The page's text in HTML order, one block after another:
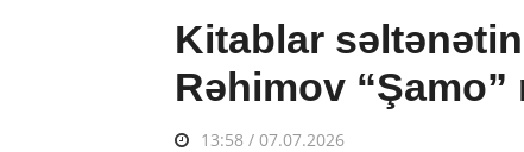
Kitablar
Rəhimov “Şamo”
13:58 / 07.07.2026